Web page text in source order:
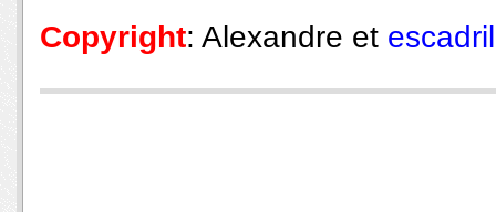
Copyright: Alexandre et